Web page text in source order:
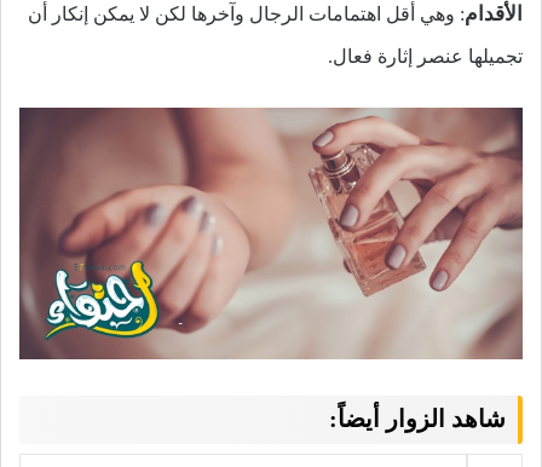
الأقدام: وهي أقل اهتمامات الرجال وآخرها لكن لا يمكن إنكار أن
تجميلها عنصر إثارة فعال.
شاهد الزوار أيضاً: